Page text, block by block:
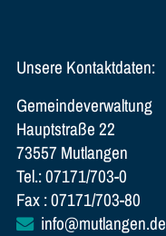
Unsere Kontaktdaten:
Gemeindeverwaltung
Hauptstraße 22
73557 Mutlangen
Tel.: 07171/703-0
Fax : 07171/703-80
info@mutlangen.de